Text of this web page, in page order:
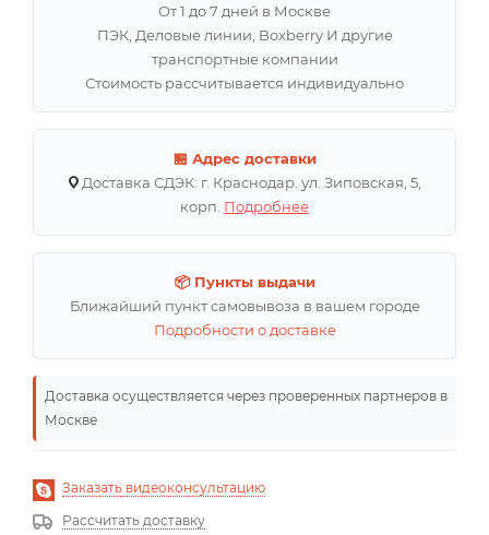
От 1 до 7 дней в Москве
ПЭК, Деловые линии, Boxberry И другие
транспортные компании
Стоимость рассчитывается индивидуально
🏪 Адрес доставки
Доставка СДЭК: г. Краснодар. ул. Зиповская, 5,
корп. Подробнее
📦 Пункты выдачи
Ближайший пункт самовывоза в вашем городе
Подробности о доставке
Доставка осуществляется через проверенных партнеров в
Москве
Заказать видеоконсультацию
Рассчитать доставку